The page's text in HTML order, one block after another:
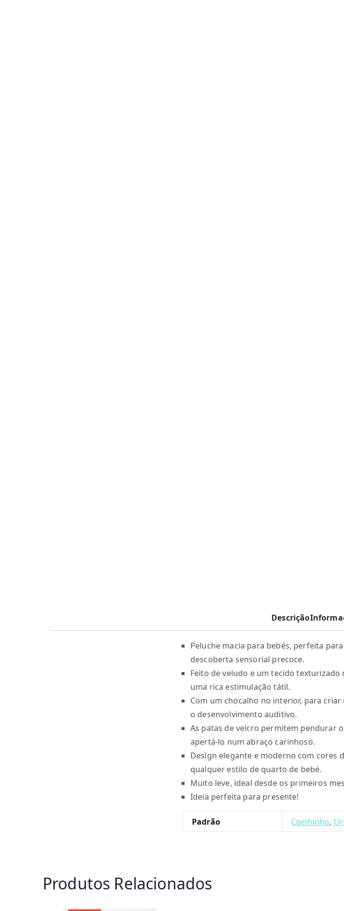
Descrição
Peluche macia para bebés, perfeita
descoberta sensorial precoce.
Feito de veludo e um tecido
uma rica estimulação tátil.
Com um chocalho no interior, para
o desenvolvimento auditivo.
As patas de velcro permitem pendurar
apertá-lo num abraço carinhoso.
Design elegante e moderno com cores
qualquer estilo de quarto de bebé.
Muito leve, ideal desde os primeiros
Ideia perfeita para presente!
Padrão Coelhinho,
Produtos Relacionados